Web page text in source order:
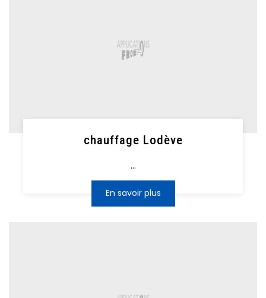
chauffage Lodève
...
En savoir plus